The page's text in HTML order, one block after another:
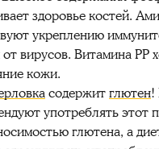
здоровье костей.
укреплению
вирусов. Витамина РР
кожи.
содержитглютен!
употреблять этот
глютена, а